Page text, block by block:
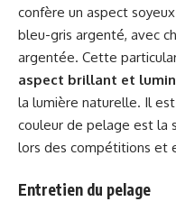
confère un aspect
bleu-gris argenté, avec
argentée. Cette
aspect brillant et
la lumière naturelle. Il
couleur de pelage est la
lors des compétitions et
Entretien du pelage